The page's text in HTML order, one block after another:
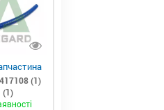
(1)
(1)